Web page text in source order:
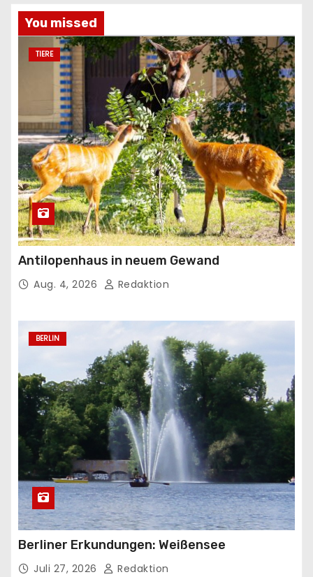
You missed
TIERE
Antilopenhaus in neuem Gewand
Aug. 4, 2026 Redaktion
BERLIN
Berliner Erkundungen: Weißensee
Juli 27, 2026 Redaktion